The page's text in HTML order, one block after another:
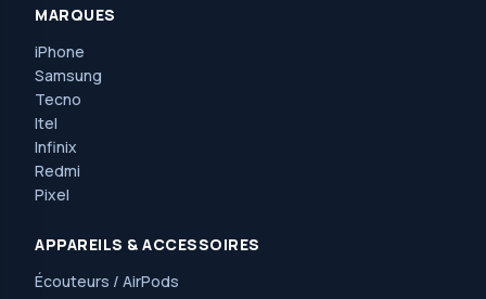
MARQUES
iPhone
Samsung
Tecno
Itel
Infinix
Redmi
Pixel
APPAREILS & ACCESSOIRES
Écouteurs / AirPods